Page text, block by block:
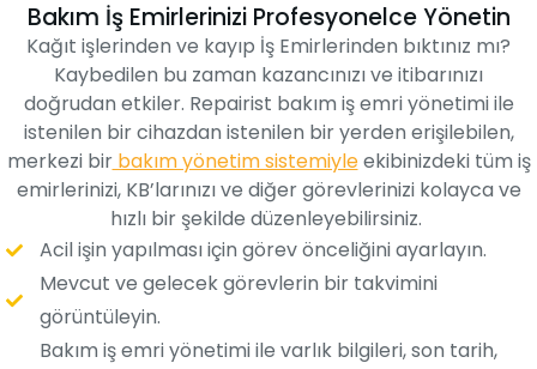
Bakım İş Emirlerinizi Profesyonelce Yönetin
Kağıt işlerinden ve kayıp İş Emirlerinden bıktınız mı?
Kaybedilen bu zaman kazancınızı ve itibarınızı
doğrudan etkiler. Repairist bakım iş emri yönetimi ile
istenilen bir cihazdan istenilen bir yerden erişilebilen,
merkezi birbakım yönetim sistemiyleekibinizdeki tüm iş
emirlerinizi, KB’larınızı ve diğer görevlerinizi kolayca ve
hızlı bir şekilde düzenleyebilirsiniz.
Acil işin yapılması için görev önceliğini ayarlayın.
Mevcut ve gelecek görevlerin bir takvimini
görüntüleyin.
Bakım iş emri yönetimi ile varlık bilgileri, son tarih,